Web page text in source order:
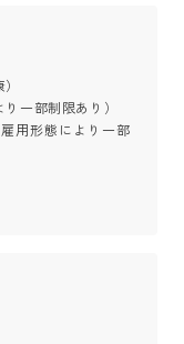
一部制限あり）
用形態により一部